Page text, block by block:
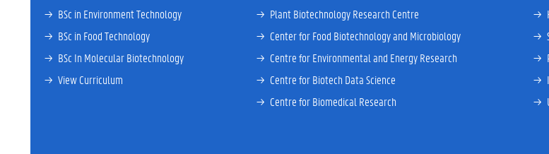
→ BSc in Environment Technology
→ BSc in Food Technology
→ BSc In Molecular Biotechnology
→ View Curriculum
→ Plant Biotechnology Research Centre
→ Center for Food Biotechnology and Microbiology
→ Centre for Environmental and Energy Research
→ Centre for Biotech Data Science
→ Centre for Biomedical Research
→
→
→
→
→